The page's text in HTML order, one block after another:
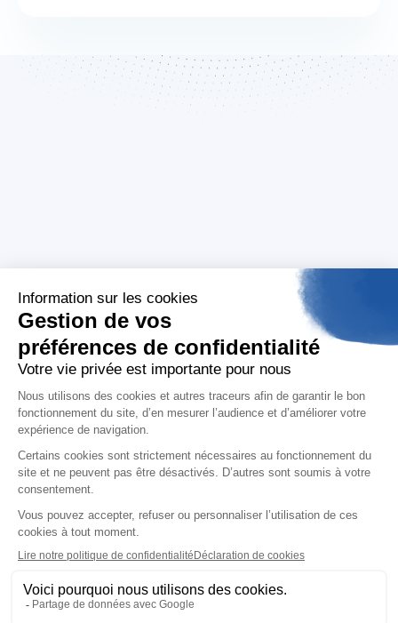
Support
Mentions légales
Politiques de confidentialité
Aday, 104 boulevard du Montparnasse 75014